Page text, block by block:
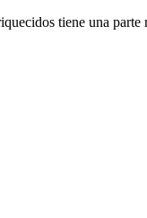
tiene una